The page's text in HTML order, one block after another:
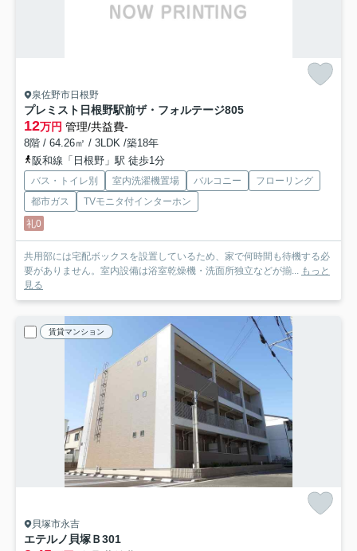
泉佐野市日根野
プレミスト日根野駅前ザ・フォルテージ805
12万円 管理/共益費-
8階 / 64.26㎡ / 3LDK /築18年
阪和線「日根野」駅 徒歩1分
バス・トイレ別 室内洗濯機置場 バルコニー
フローリング
都市ガス
TVモニタ付インターホン
礼0
共用部には宅配ボックスを設置しているため、家で何時間も待機する必
要がありません。室内設備は浴室乾燥機・洗面所独立などが揃... もっと
見る
賃貸マンション
貝塚市永吉
エテルノ貝塚Ｂ301